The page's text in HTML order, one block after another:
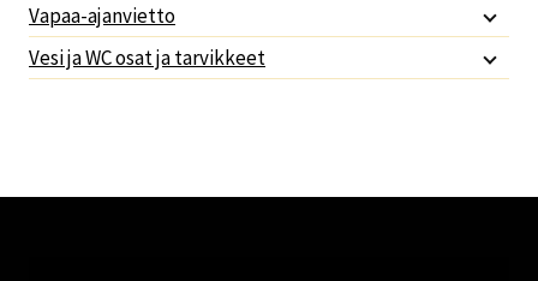
Vapaa-ajanvietto
Vesi ja WC osat ja tarvikkeet